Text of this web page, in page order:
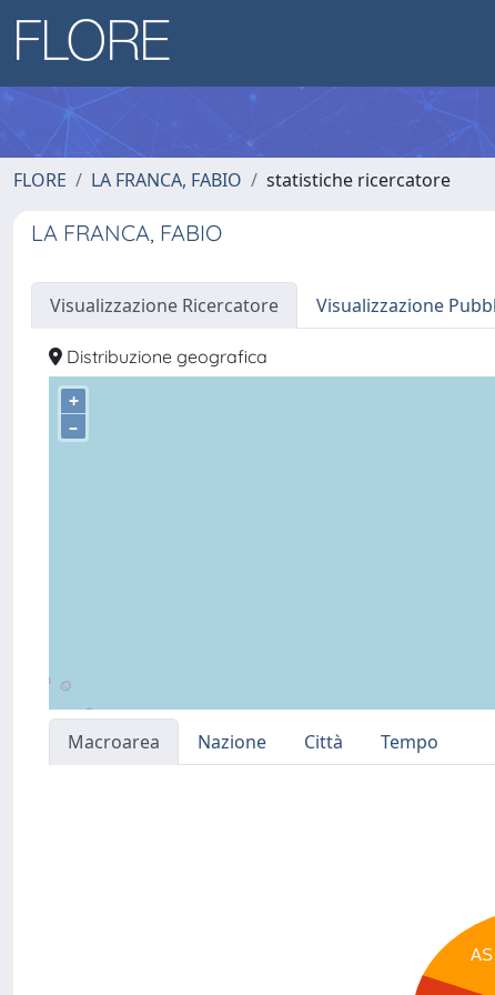
FLORE LA FRANCA, FABIO statistiche ricercatore
LA FRANCA, FABIO
Visualizzazione Ricercatore Visualizzazione
Distribuzione geografica
+
–
Macroarea Nazione Città
Tempo
AS